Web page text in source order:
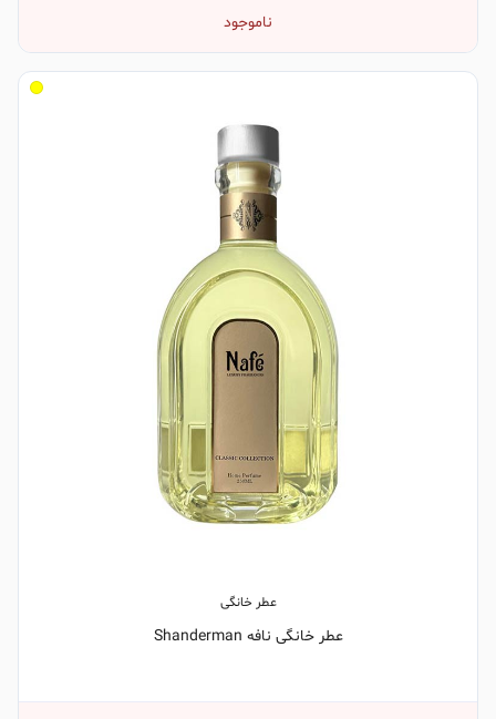
ناموجود
عطر خانگی
عطر خانگی نافه Shanderman